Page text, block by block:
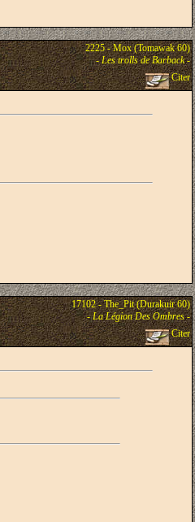
2225 - Mox (Tomawak 60)
-Les trolls de Barback-
Citer
17102 - The_Pit (Durakuir 60)
-La Légion Des Ombres-
Citer